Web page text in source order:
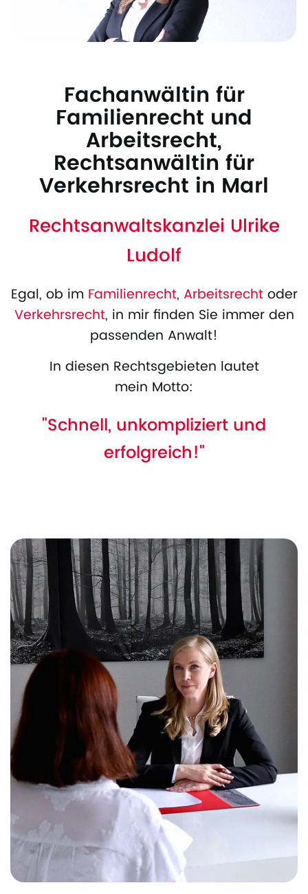
Fachanwältin für
Familienrecht und
Arbeitsrecht,
Rechtsanwältin für
Verkehrsrecht in Marl
Rechtsanwaltskanzlei Ulrike
Ludolf
Egal, ob im Familienrecht, Arbeitsrechtoder
Verkehrsrecht, in mir finden Sie immer den
passenden Anwalt!
In diesen Rechtsgebieten lautet
mein Motto:
"Schnell, unkompliziert und
erfolgreich!"